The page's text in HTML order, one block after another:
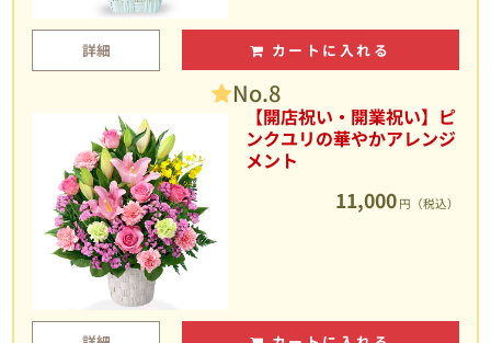
詳細 カートに入れる
No.8
【開店祝い・開業祝い】ピ
ンクユリの華やかアレンジ
メント
11,000 円（税込）